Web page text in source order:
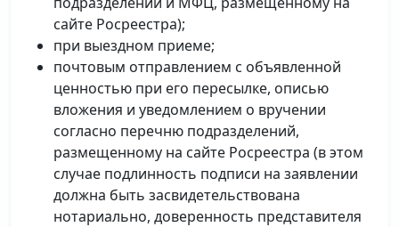
сайте Росреестра);
при выездном приеме;
почтовым отправлением с объявленной
ценностью при его пересылке, описью
вложения и уведомлением о вручении
согласно перечню подразделений,
размещенному на сайте Росреестра (в этом
случае подлинность подписи на заявлении
должна быть засвидетельствована
нотариально, доверенность представителя